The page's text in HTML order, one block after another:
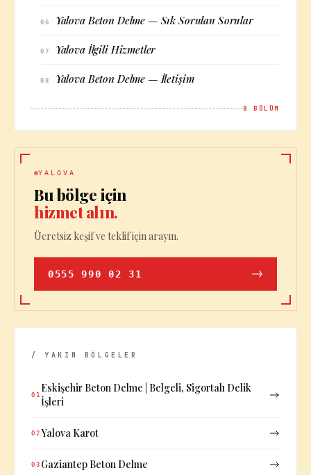
06 Yalova Beton Delme — Sık Sorulan Sorular
07 Yalova İlgili Hizmetler
08 Yalova Beton Delme — İletişim
8 BÖLÜM
YALOVA
Bu bölge için
hizmet alın.
Ücretsiz keşif ve teklif için arayın.
0555 990 02 31
/ YAKIN BÖLGELER
01
Eskişehir Beton Delme | Belgeli, Sigortalı Delik
İşleri
02 Yalova Karot
03 Gaziantep Beton Delme